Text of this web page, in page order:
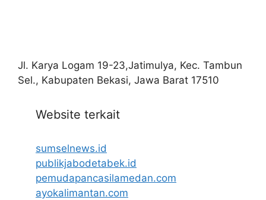
Jl. Karya Logam 19-23,Jatimulya, Kec. Tambun
Sel., Kabupaten Bekasi, Jawa Barat 17510
Website terkait
sumselnews.id
publikjabodetabek.id
pemudapancasilamedan.com
ayokalimantan.com